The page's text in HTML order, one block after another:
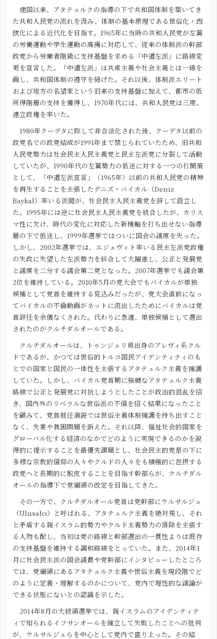
建国以来、アタテュルクの指導の下で共和国体制を築いてき
た共和人民党の流れを汲み、体制の基本原理である世俗化・西
欧化による近代化を目指す。1965年に当時の共和人民党が左翼
の労働運動や学生運動の高揚に対応して、従来の体制派の幹部
政党から労働者階級に支持基盤を求める「中道左派」に路線変
更を宣言した。「中道左派」は共産主義や社会主義とは一線を
画し、共和国体制の遵守を掲げた。それ以後、体制派エリート
および地方の名望家という旧来の支持基盤に加えて、都市の低
所得階層の支持を獲得し、1970年代には、共和人民党は三度、
連立政権を率いた。
1980年クーデタに際して非合法化された後、クーデタ以前の
政党名での政党結成が1991年まで禁じられていたため、旧共和
人民党勢力は社会民主人民主義党と民主左派党に分裂して活動
していたが、1990年代の左翼勢力の低迷に対する一つの打開策
として、「中道左派宣言」（1965年）以前の共和人民党の精神
を再生することを主張したデニズ・バイカル（Deniz
Baykal）率いる派閥が、社会民主人民主義党を辞して設立し
た。1995年には逆に社会民主人民主義党を統合したが、カリス
マ性に欠け、時代の変化に対応した新機軸を打ち出せない指導
層の下で低迷し、1999年選挙ではついに国会の議席を失った。
しかし、2002年選挙では、エジェヴィト率いる民主左派党政権
の失政に失望した左派勢力を糾合して大躍進し、公正と発展党
と議席を二分する議会第二党となった。2007年選挙でも議会第
2位を維持している。2010年5月の党大会でもバイカルが単独
候補として党首を維持する見込みだったが、党大会直前になっ
てバイカルの不倫動画がネットに流出したためにバイカルは党
首辞任を余儀なくされた。代わりに急遽、単独候補として選出
されたのがクルチダルオールである。
クルチダルオールは、トゥンジェリ県出身のアレヴィ系クル
ドであるが、かつては世俗的トルコ国民アイデンティティのも
とでの国家と国民の一体性を主張するアタテュルク主義を擁護
していた。しかし、バイカル党首期に強硬なアタテュルク主義
路線で公正と発展党に対抗しようとしたことが政治的混乱を招
き、国内外のリベラルな世俗派の不信を招く結果になったこと
を顧みて、党首就任演説では世俗主義体制擁護を持ち出すこと
なく、失業や貧困問題を訴えた。それ以降、福祉社会的国家を
グローバル化する経済のなかでどのように実現できるのかを説
得的に提示することを最優先課題とし、社会民主的党是の下に
多様な宗教的信仰の人々やクルドの人々をも積極的に包摂する
政党へと長期的に脱皮することを目指す幹部らが、クルチダル
オールの指導下で党綱領の改定を目指してきた。
その一方で、クルチダルオール党首は党幹部にウルサルジュ
（Ulusalcı）と呼ばれる、アタテュルク主義を絶対視し、それ
と矛盾する親イスラム的勢力やクルド主義勢力の排除を主張す
る人物も配し、当初は党の路線と幹部選出の一貫性よりは既存
の支持基盤を維持する調和路線をとっていた。また、2014年1
月に社会民主派の国会議員や党幹部にインタビューしたところ
では、党綱領にあるアタテュルク主義や世俗主義を現段階でど
のように定義・理解するのかについて、党内で理性的な議論が
できる状態にないとの認識を示した。
2014年8月の大統領選挙では、親イスラムのアイデンティテ
ィで知られるイフサンオールを擁立して失敗したことへの批判
が、ウルサルジュらを中心として党内で盛り上った。その結